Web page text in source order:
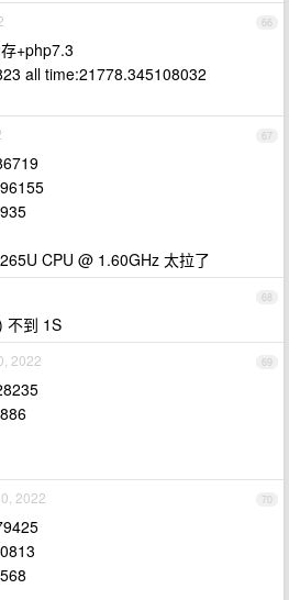
66
+php7.3
all time:21778.345108032
67
CPU @ 1.60GHz 太拉了
68
不到 1S
69
2022
70
2022